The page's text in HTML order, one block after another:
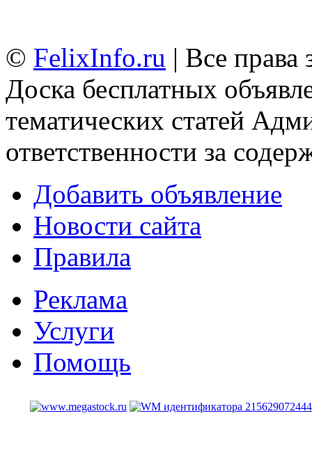
© FelixInfo.ru | Все
Доска бесплатных
тематических статей
ответственности за
Добавить объявление
Новости сайта
Правила
Реклама
Услуги
Помощь